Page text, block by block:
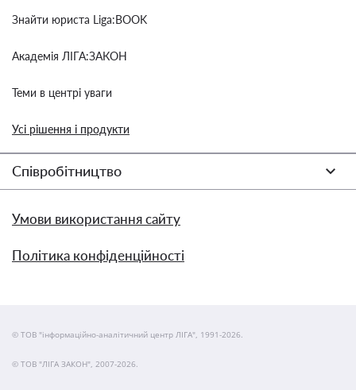
Знайти юриста Liga:BOOK
Академія ЛІГА:ЗАКОН
Теми в центрі уваги
Усі рішення і продукти
Співробітництво
Умови використання сайту
Політика конфіденційності
© ТОВ "інформаційно-аналітичний центр ЛІГА", 1991-2026.
© ТОВ "ЛІГА ЗАКОН", 2007-2026.